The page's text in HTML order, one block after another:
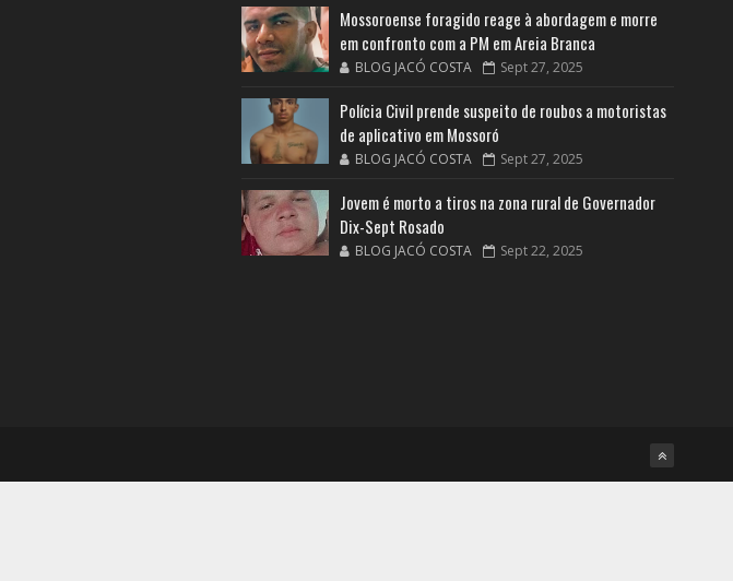
Mossoroense foragido reage à abordagem e morre
em confronto com a PM em Areia Branca
BLOG JACÓ COSTA Sept 27, 2025
Polícia Civil prende suspeito de roubos a motoristas
de aplicativo em Mossoró
BLOG JACÓ COSTA Sept 27, 2025
Jovem é morto a tiros na zona rural de Governador
Dix-Sept Rosado
BLOG JACÓ COSTA Sept 22, 2025